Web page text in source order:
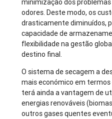
minimização dos
odores. Deste modo, os
drasticamente diminuídos,
capacidade de
flexibilidade na gestão
destino final.
O sistema de secagem a
mais económico em
terá ainda a vantagem de
energias renováveis
outros gases quentes